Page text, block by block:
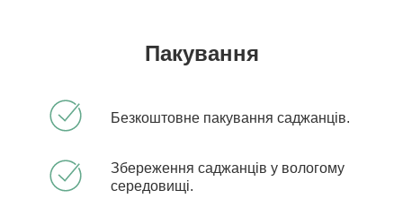
Пакування
Безкоштовне пакування саджанців.
Збереження саджанців у вологому
середовищі.